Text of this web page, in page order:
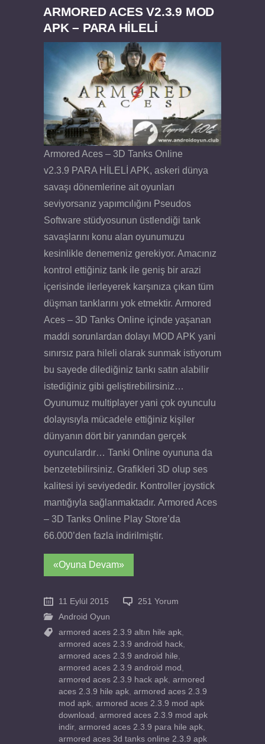
Dream Road Multiplayer v1.4.2 PARA HİLELİ
APK
Felix the Reaper v1.25 FULL APK
ARMORED ACES V2.3.9 MOD
APK – PARA HİLELİ
Armored Aces – 3D Tanks Online
v2.3.9 PARA HİLELİ APK, askeri dünya
savaşı dönemlerine ait oyunları
seviyorsanız yapımcılığını Pseudos
Software stüdyosunun üstlendiği tank
savaşlarını konu alan oyunumuzu
kesinlikle denemeniz gerekiyor. Amacınız
kontrol ettiğiniz tank ile geniş bir arazi
içerisinde ilerleyerek karşınıza çıkan tüm
düşman tanklarını yok etmektir. Armored
Aces – 3D Tanks Online içinde yaşanan
maddi sorunlardan dolayı MOD APK yani
sınırsız para hileli olarak sunmak istiyorum
bu sayede dilediğiniz tankı satın alabilir
istediğiniz gibi geliştirebilirsiniz…
Oyunumuz multiplayer yani çok oyunculu
dolayısıyla mücadele ettiğiniz kişiler
dünyanın dört bir yanından gerçek
oyunculardır… Tanki Online oyununa da
benzetebilirsiniz. Grafikleri 3D olup ses
kalitesi iyi seviyededir. Kontroller joystick
mantığıyla sağlanmaktadır. Armored Aces
– 3D Tanks Online Play Store’da
66.000’den fazla indirilmiştir.
«Oyuna Devam»
11 Eylül 2015
251 Yorum
Android Oyun
armored aces 2.3.9 altın hile apk
armored aces 2.3.9 android hack
armored aces 2.3.9 android hile
armored aces 2.3.9 android mod
armored aces 2.3.9 hack apk armored
aces 2.3.9 hile apk armored aces 2.3.9
mod apk armored aces 2.3.9 mod apk
download armored aces 2.3.9 mod apk
indir, armored aces 2.3.9 para hile apk
armored aces 3d tanks online 2.3.9 apk